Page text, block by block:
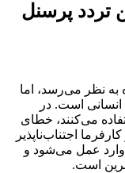
تردد پرسنل
به نظر می‌رسد، اما
است. در
می‌کنند، خطای
اجتناب‌ناپذیر
وارد عمل می‌شود و
است.